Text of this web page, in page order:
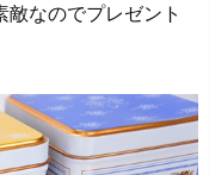
なのでプレゼント